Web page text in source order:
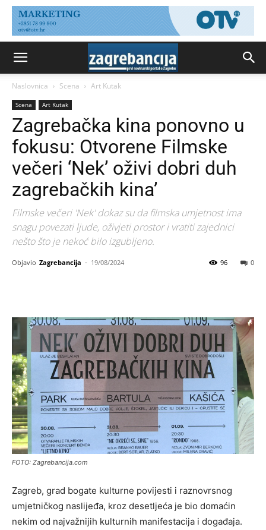
Naslovnica Scena Art Kutak
Scena Art Kutak
Zagrebačka kina ponovno u
fokusu: Otvorene Filmske
večeri ‘Nek’ oživi dobri duh
zagrebačkih kina’
Filmske večeri 'Nek' dokaz su da filmska umjetnost ima
snagu povezati ljude, oživjeti prostor i vratiti zajednici
nešto što je nekoć bilo izgubljeno.
Objavio Zagrebancija - 19/08/2024 0
96
FOTO: Zagrebancija.com
Zagreb, grad bogate kulturne povijesti i raznovrsnog
umjetničkog naslijeđa, kroz desetljeća je bio domaćin
nekim od najvažnijih kulturnih manifestacija i događaja.